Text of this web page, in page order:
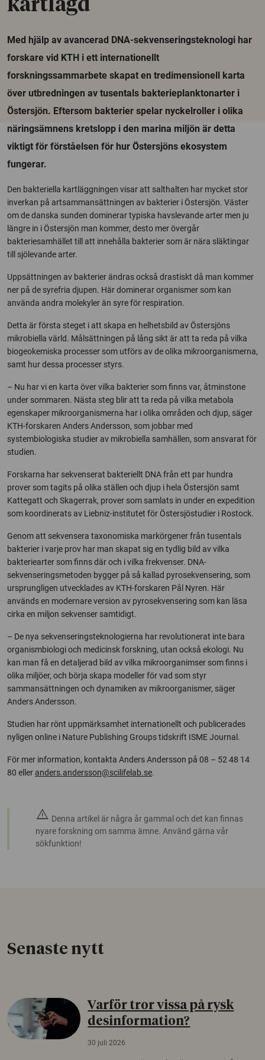
kartlagd
Med hjälp av avancerad DNA-sekvenseringsteknologi har
forskare vid KTH i ett internationellt
forskningssammarbete skapat en tredimensionell karta
över utbredningen av tusentals bakterieplanktonarter i
Östersjön. Eftersom bakterier spelar nyckelroller i olika
näringsämnens kretslopp i den marina miljön är detta
viktigt för förståelsen för hur Östersjöns ekosystem
fungerar.
Den bakteriella kartläggningen visar att salthalten har mycket stor
inverkan på artsammansättningen av bakterier i Östersjön. Väster
om de danska sunden dominerar typiska havslevande arter men ju
längre in i Östersjön man kommer, desto mer övergår
bakteriesamhället till att innehålla bakterier som är nära släktingar
till sjölevande arter.
Uppsättningen av bakterier ändras också drastiskt då man kommer
ner på de syrefria djupen. Här dominerar organismer som kan
använda andra molekyler än syre för respiration.
Detta är första steget i att skapa en helhetsbild av Östersjöns
mikrobiella värld. Målsättningen på lång sikt är att ta reda på vilka
biogeokemiska processer som utförs av de olika mikroorganismerna,
samt hur dessa processer styrs.
– Nu har vi en karta över vilka bakterier som finns var, åtminstone
under sommaren. Nästa steg blir att ta reda på vilka metabola
egenskaper mikroorganismerna har i olika områden och djup, säger
KTH-forskaren Anders Andersson, som jobbar med
systembiologiska studier av mikrobiella samhällen, som ansvarat för
studien.
Forskarna har sekvenserat bakteriellt DNA från ett par hundra
prover som tagits på olika ställen och djup i hela Östersjön samt
Kattegatt och Skagerrak, prover som samlats in under en expedition
som koordinerats av Liebniz-institutet för Östersjöstudier i Rostock.
Genom att sekvensera taxonomiska markörgener från tusentals
bakterier i varje prov har man skapat sig en tydlig bild av vilka
bakteriearter som finns där och i vilka frekvenser. DNA-
sekvenseringsmetoden bygger på så kallad pyrosekvensering, som
ursprungligen utvecklades av KTH-forskaren Pål Nyren. Här
används en modernare version av pyrosekvensering som kan läsa
cirka en miljon sekvenser samtidigt.
– De nya sekvenseringsteknologierna har revolutionerat inte bara
organismbiologi och medicinsk forskning, utan också ekologi. Nu
kan man få en detaljerad bild av vilka mikroorganimser som finns i
olika miljöer, och börja skapa modeller för vad som styr
sammansättningen och dynamiken av mikroorganismer, säger
Anders Andersson.
Studien har rönt uppmärksamhet internationellt och publicerades
nyligen online i Nature Publishing Groups tidskrift ISME Journal.
För mer information, kontakta Anders Andersson på 08 – 52 48 14
80 elleranders.andersson@scilifelab.se.
warning Denna artikel är några år gammal och det kan finnas
nyare forskning om samma ämne. Använd gärna vår
sökfunktion!
Senaste nytt
Varför tror vissa på rysk
desinformation?
30 juli 2026